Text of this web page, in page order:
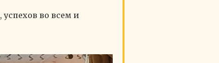
во всем и